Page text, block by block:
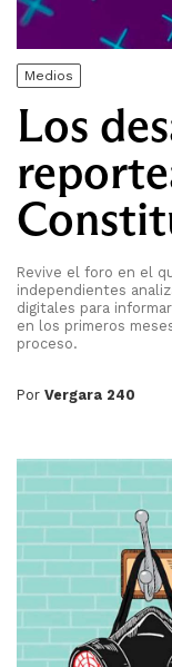
Medios
Los
Revive el foro en el
independientes
digitales para
en los primeros
proceso.
Por Vergara 240